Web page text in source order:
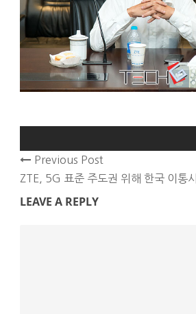
Previous Post
ZTE, 5G 표준 주도권 위해 한국 이통
LEAVE A REPLY